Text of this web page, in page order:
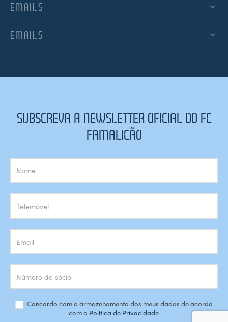
EMAILS
EMAILS
SUBSCREVA A NEWSLETTER OFICIAL DO FC
FAMALICÃO
Subscrição
Newsletter
Concordo com o armazenamento dos meus dados de acordo
com a Política de Privacidade